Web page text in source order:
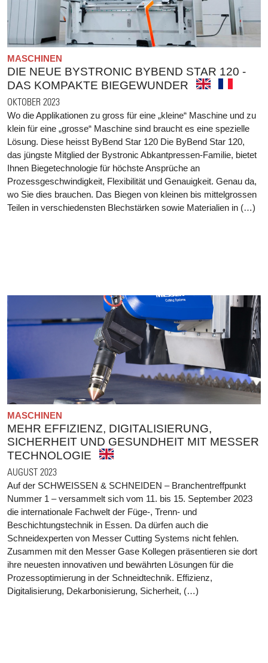
MASCHINEN
DIE NEUE BYSTRONIC BYBEND STAR 120 -
DAS KOMPAKTE BIEGEWUNDER
OKTOBER 2023
Wo die Applikationen zu gross für eine „kleine“ Maschine und zu
klein für eine „grosse“ Maschine sind braucht es eine spezielle
Lösung. Diese heisst ByBend Star 120 Die ByBend Star 120,
das jüngste Mitglied der Bystronic Abkantpressen-Familie, bietet
Ihnen Biegetechnologie für höchste Ansprüche an
Prozessgeschwindigkeit, Flexibilität und Genauigkeit. Genau da,
wo Sie dies brauchen. Das Biegen von kleinen bis mittelgrossen
Teilen in verschiedensten Blechstärken sowie Materialien in (…)
MASCHINEN
MEHR EFFIZIENZ, DIGITALISIERUNG,
SICHERHEIT UND GESUNDHEIT MIT MESSER
TECHNOLOGIE
AUGUST 2023
Auf der SCHWEISSEN & SCHNEIDEN – Branchentreffpunkt
Nummer 1 – versammelt sich vom 11. bis 15. September 2023
die internationale Fachwelt der Füge-, Trenn- und
Beschichtungstechnik in Essen. Da dürfen auch die
Schneidexperten von Messer Cutting Systems nicht fehlen.
Zusammen mit den Messer Gase Kollegen präsentieren sie dort
ihre neuesten innovativen und bewährten Lösungen für die
Prozessoptimierung in der Schneidtechnik. Effizienz,
Digitalisierung, Dekarbonisierung, Sicherheit, (…)